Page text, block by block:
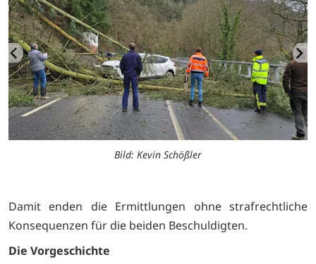
Bild: Kevin Schößler
Damit enden die Ermittlungen ohne strafrechtliche
Konsequenzen für die beiden Beschuldigten.
Die Vorgeschichte